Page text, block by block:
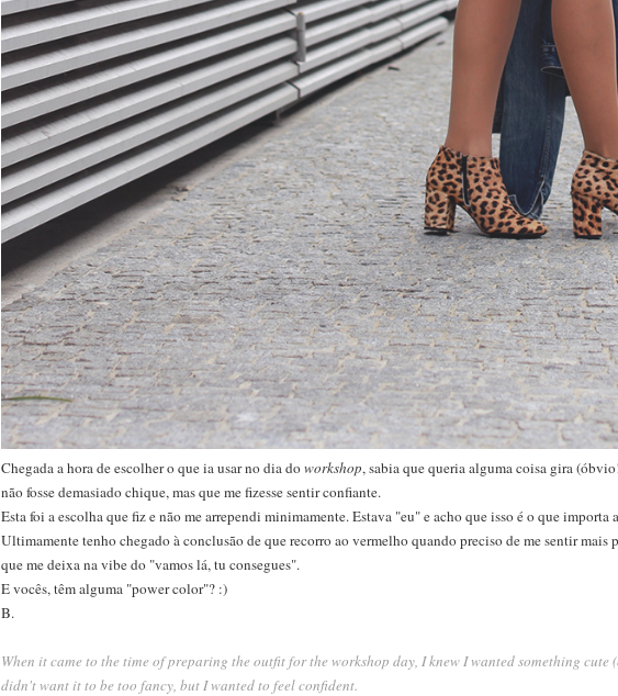
Chegada a hora de escolher o que ia usar no dia do workshop, sabia que queria alguma coisa gira
não fosse demasiado chique, mas que me fizesse sentir confiante.
Esta foi a escolha que fiz e não me arrependi minimamente. Estava "eu" e acho que isso é o que importa
Ultimamente tenho chegado à conclusão de que recorro ao vermelho quando preciso de me sentir mais
que me deixa na vibe do "vamos lá, tu consegues".
E vocês, têm alguma "power color"? :)
B.
When it came to the time of preparing the outfit for the workshop day, I knew I wanted something
didn't want it to be too fancy, but I wanted to feel confident.